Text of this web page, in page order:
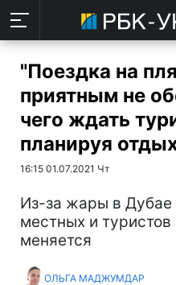
"Поездка на
приятным не
чего ждать
планируя
16:15 01.07.2021 Чт
Из-за жары в Дубае
местных и
меняется
ОЛЬГА МАДЖУМДАР